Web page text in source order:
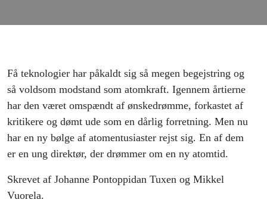
historie
Få teknologier har påkaldt sig så megen begejstring og
så voldsom modstand som atomkraft. Igennem årtierne
har den været omspændt af ønskedrømme, forkastet af
kritikere og dømt ude som en dårlig forretning. Men nu
har en ny bølge af atomentusiaster rejst sig. En af dem
er en ung direktør, der drømmer om en ny atomtid.
Skrevet af Johanne Pontoppidan Tuxen og Mikkel
Vuorela.